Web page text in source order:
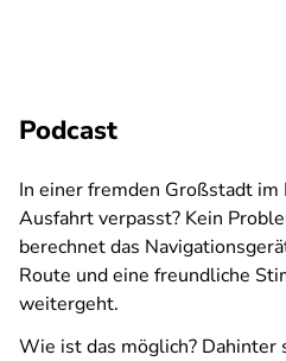
Podcast
In einer fremden Großstadt im
Ausfahrt verpasst? Kein
berechnet das
Route und eine freundliche
weitergeht.
Wie ist das möglich? Dahinter